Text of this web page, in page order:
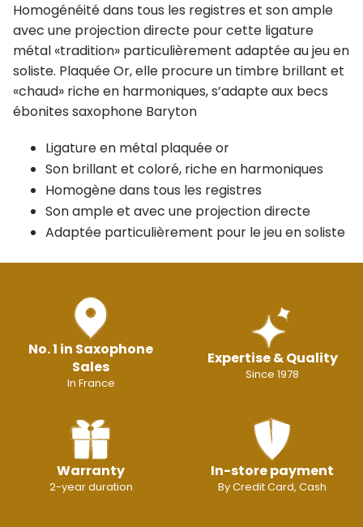
Homogénéité dans tous les registres et son ample
avec une projection directe pour cette ligature
métal «tradition» particulièrement adaptée au jeu en
soliste. Plaquée Or, elle procure un timbre brillant et
«chaud» riche en harmoniques, s’adapte aux becs
ébonites saxophone Baryton
Ligature en métal plaquée or
Son brillant et coloré, riche en harmoniques
Homogène dans tous les registres
Son ample et avec une projection directe
Adaptée particulièrement pour le jeu en soliste
No. 1 in Saxophone
Sales
In France
Expertise & Quality
Since 1978
Warranty
2-year duration
In-store payment
By Credit Card, Cash